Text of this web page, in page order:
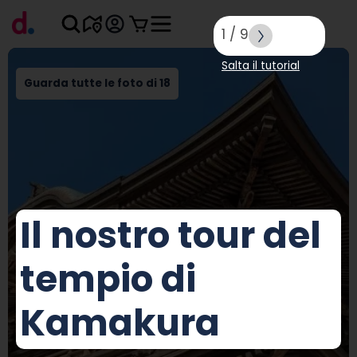
Guarda tutte le foto di 18
Il nostro tour del
tempio di
Kamakura
1 / 9
Salta il tutorial